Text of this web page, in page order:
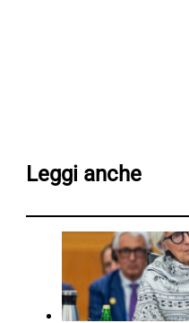
Leggi anche